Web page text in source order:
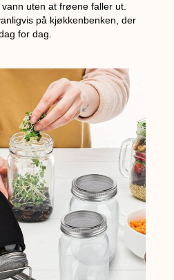
uten at frøene faller ut.
på kjøkkenbenken, der
for dag.